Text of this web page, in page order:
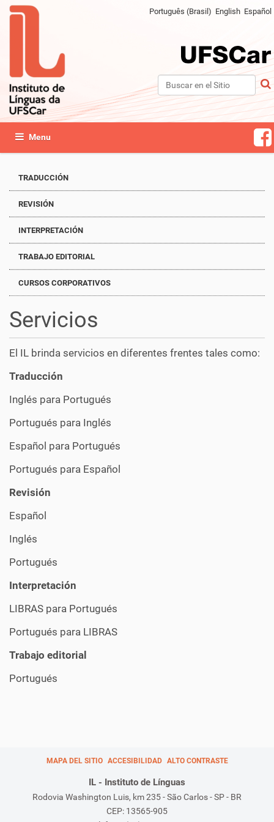
Buscar
Búsqueda Avanzada…
Português (Brasil) English Español
Mostrar/Ocultar navegación
TRADUCCIÓN
REVISIÓN
INTERPRETACIÓN
TRABAJO EDITORIAL
CURSOS CORPORATIVOS
Servicios
El IL brinda servicios en diferentes frentes tales como:
Traducción
Inglés para Portugués
Portugués para Inglés
Español para Portugués
Portugués para Español
Revisión
Español
Inglés
Portugués
Interpretación
LIBRAS para Portugués
Portugués para LIBRAS
Trabajo editorial
Portugués
MAPA DEL SITIO ACCESIBILIDAD ALTO CONTRASTE
IL - Instituto de Línguas
Rodovia Washington Luis, km 235 - São Carlos - SP - BR
CEP: 13565-905